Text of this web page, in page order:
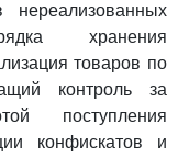
нереализованных
хранения
товаров по
контроль за
поступления
конфискатов и